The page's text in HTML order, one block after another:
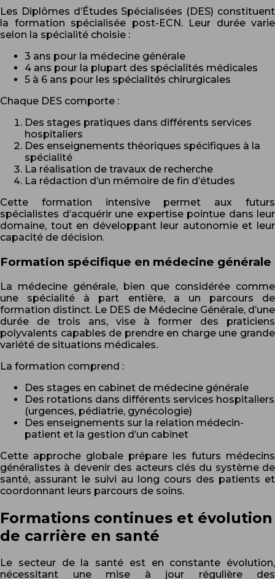
Les Diplômes d’Études Spécialisées (DES) constituent
la formation spécialisée post-ECN. Leur durée varie
selon la spécialité choisie :
3 ans pour la médecine générale
4 ans pour la plupart des spécialités médicales
5 à 6 ans pour les spécialités chirurgicales
Chaque DES comporte :
Des stages pratiques dans différents services
hospitaliers
Des enseignements théoriques spécifiques à la
spécialité
La réalisation de travaux de recherche
La rédaction d’un mémoire de fin d’études
Cette formation intensive permet aux futurs
spécialistes d’acquérir une expertise pointue dans leur
domaine, tout en développant leur autonomie et leur
capacité de décision.
Formation spécifique en médecine générale
La médecine générale, bien que considérée comme
une spécialité à part entière, a un parcours de
formation distinct. Le DES de Médecine Générale, d’une
durée de trois ans, vise à former des praticiens
polyvalents capables de prendre en charge une grande
variété de situations médicales.
La formation comprend :
Des stages en cabinet de médecine générale
Des rotations dans différents services hospitaliers
(urgences, pédiatrie, gynécologie)
Des enseignements sur la relation médecin-
patient et la gestion d’un cabinet
Cette approche globale prépare les futurs médecins
généralistes à devenir des acteurs clés du système de
santé, assurant le suivi au long cours des patients et
coordonnant leurs parcours de soins.
Formations continues et évolution
de carrière en santé
Le secteur de la santé est en constante évolution,
nécessitant une mise à jour régulière des